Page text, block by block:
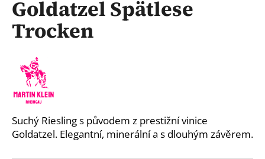
Goldatzel Spätlese
Trocken
Suchý Riesling s původem z prestižní vinice
Goldatzel. Elegantní, minerální a s dlouhým závěrem.
a
j
HLEDAT